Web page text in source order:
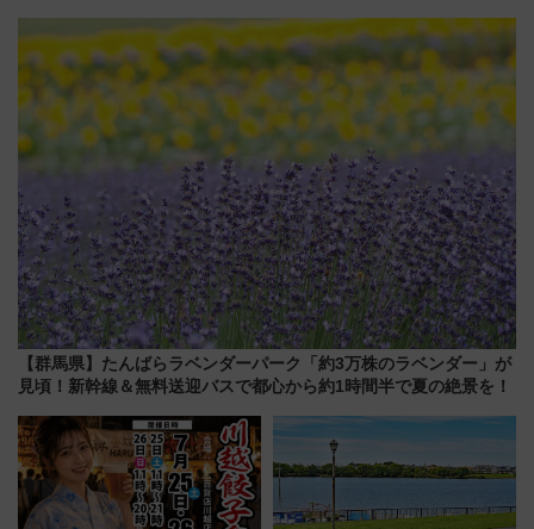
ブ」今秋登場 ―予測不能の恐
怖に泣き叫べ―
渡航先TOP5とは？ 円安時代の
旅行術
【群馬県】たんばらラベンダーパーク「約3万株のラベンダー」が
見頃！新幹線＆無料送迎バスで都心から約1時間半で夏の絶景を！